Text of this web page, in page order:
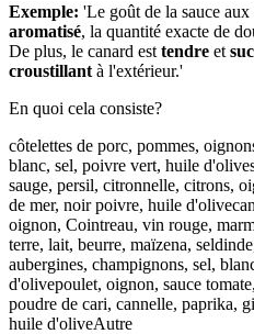
Exemple: 'Le goût de la sauce aux
aromatisé, la quantité exacte de
De plus, le canard est tendre et
croustillant à l'extérieur.'
En quoi cela consiste?
côtelettes de porc, pommes,
blanc, sel, poivre vert, huile d'olive
sauge, persil, citronnelle, citrons,
de mer, noir poivre, huile d'olive
oignon, Cointreau, vin rouge,
terre, lait, beurre, maïzena, sel
aubergines, champignons, sel,
d'olivepoulet, oignon, sauce
poudre de cari, cannelle, paprika,
huile d'oliveAutre